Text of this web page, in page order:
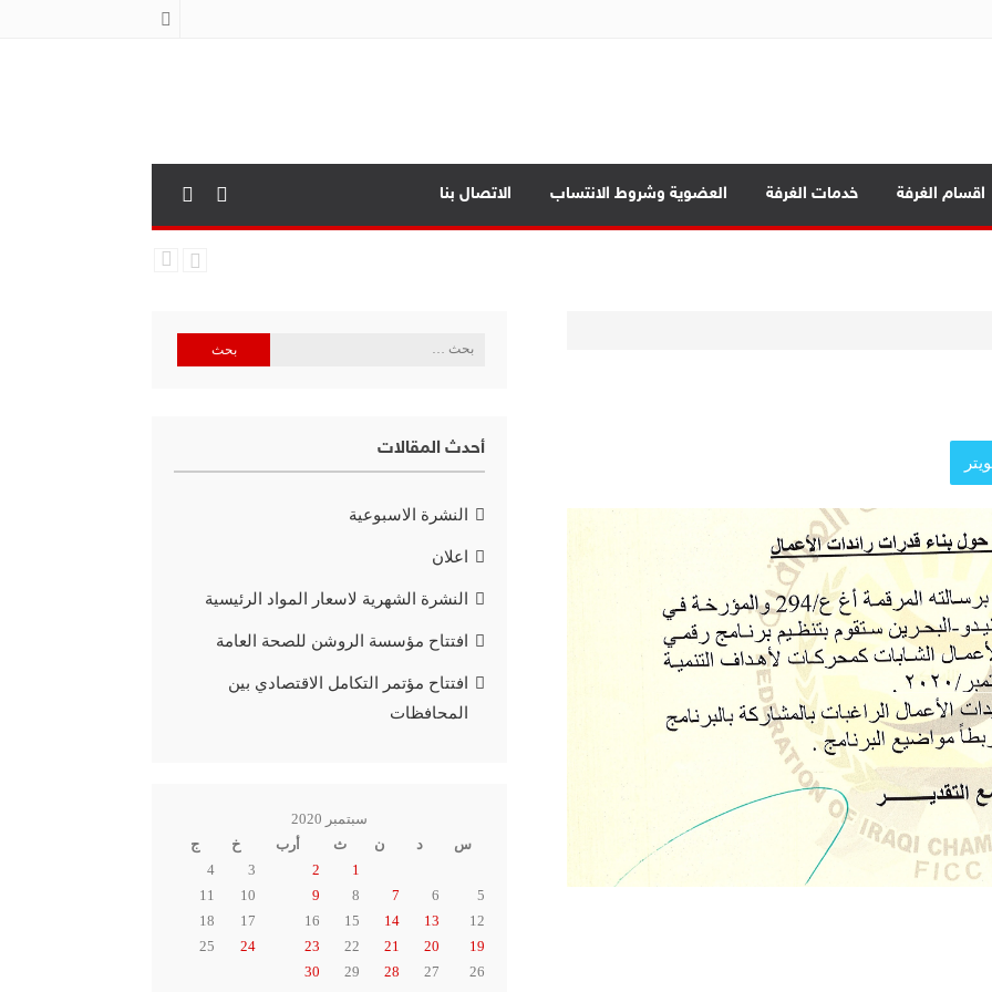
اقسام الغرفة خدمات الغرفة العضوية وشروط الانتساب الاتصال بنا
بين المحافظات
الرئيسية
البحث
أحدث المقالات
النشرة الاسبوعية
اعلان
النشرة الشهرية لاسعار المواد الرئيسية
افتتاح مؤسسة الروشن للصحة العامة
افتتاح مؤتمر التكامل الاقتصادي بين
المحافظات
سبتمبر 2020
س
د ن ث أرب خ
ج
1
2
3
4
5
6
7
8
9
10
11
12
13
14
15
16
17
18
19
20
21
22
23
24
25
26
27
28
29
30